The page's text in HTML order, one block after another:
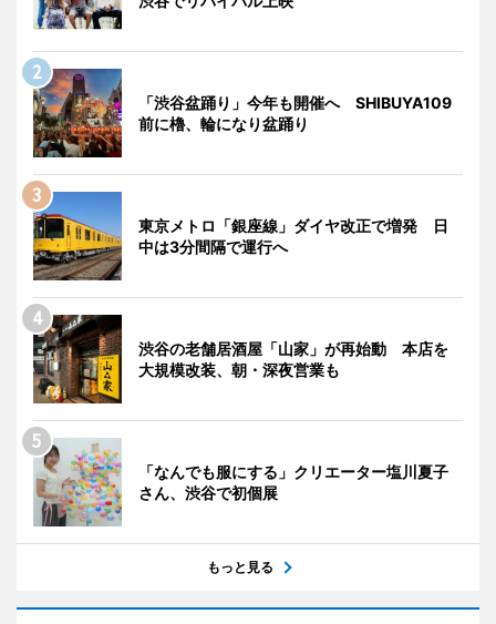
「渋谷盆踊り」今年も開催へ SHIBUYA109
前に櫓、輪になり盆踊り
東京メトロ「銀座線」ダイヤ改正で増発 日
中は3分間隔で運行へ
渋谷の老舗居酒屋「山家」が再始動 本店を
大規模改装、朝・深夜営業も
「なんでも服にする」クリエーター塩川夏子
さん、渋谷で初個展
もっと見る